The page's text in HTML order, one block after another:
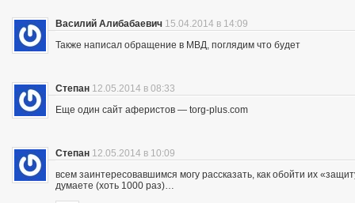
Василий Алибабаевич 15.04.2014 в 14:09
Также написал обращение в МВД, поглядим что будет
Степан 12.05.2014 в 08:33
Еще один сайт аферистов — torg-plus.com
Степан 12.05.2014 в 10:09
всем заинтересовавшимся могу рассказать, как обойти их
думаете (хоть 1000 раз)…